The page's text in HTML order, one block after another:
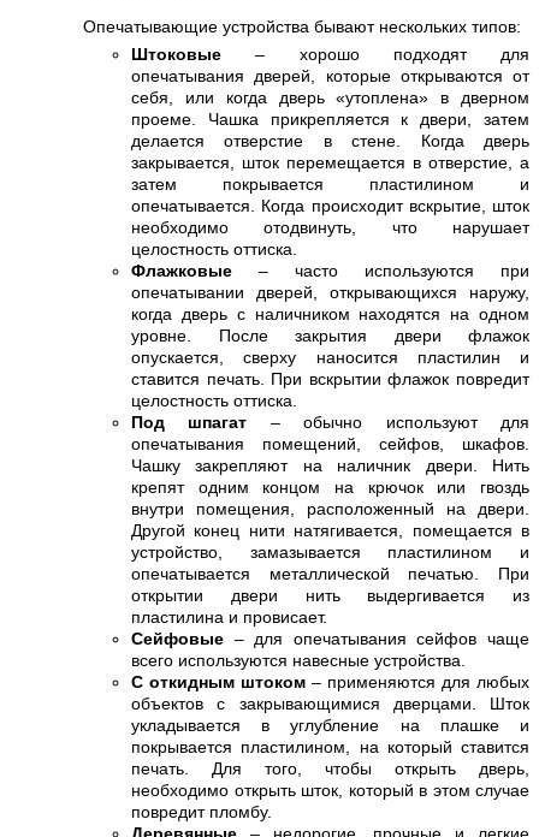
Опечатывающие устройства бывают нескольких типов:
Штоковые – хорошо подходят для
опечатывания дверей, которые открываются от
себя, или когда дверь «утоплена» в дверном
проеме. Чашка прикрепляется к двери, затем
делается отверстие в стене. Когда дверь
закрывается, шток перемещается в отверстие, а
затем покрывается пластилином и
опечатывается. Когда происходит вскрытие, шток
необходимо отодвинуть, что нарушает
целостность оттиска.
Флажковые – часто используются при
опечатывании дверей, открывающихся наружу,
когда дверь с наличником находятся на одном
уровне. После закрытия двери флажок
опускается, сверху наносится пластилин и
ставится печать. При вскрытии флажок повредит
целостность оттиска.
Под шпагат – обычно используют для
опечатывания помещений, сейфов, шкафов.
Чашку закрепляют на наличник двери. Нить
крепят одним концом на крючок или гвоздь
внутри помещения, расположенный на двери.
Другой конец нити натягивается, помещается в
устройство, замазывается пластилином и
опечатывается металлической печатью. При
открытии двери нить выдергивается из
пластилина и провисает.
Сейфовые – для опечатывания сейфов чаще
всего используются навесные устройства.
С откидным штоком – применяются для любых
объектов с закрывающимися дверцами. Шток
укладывается в углубление на плашке и
покрывается пластилином, на который ставится
печать. Для того, чтобы открыть дверь,
необходимо открыть шток, который в этом случае
повредит пломбу.